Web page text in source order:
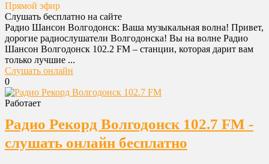
Прямой эфир
Слушать бесплатно на сайте
Радио Шансон Волгодонск: Ваша музыкальная волна! Привет,
дорогие радиослушатели Волгодонска! Вы на волне Радио
Шансон Волгодонск 102.2 FM – станции, которая дарит вам
только лучшие ...
Слушать онлайн
0
Работает
Радио Рекорд Волгодонск 102.7 FM -
слушать онлайн бесплатно